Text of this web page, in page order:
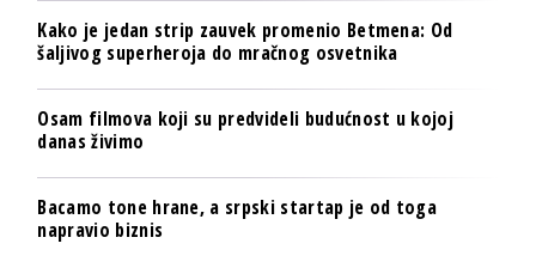
Kako je jedan strip zauvek promenio Betmena: Od
šaljivog superheroja do mračnog osvetnika
Osam filmova koji su predvideli budućnost u kojoj
danas živimo
Bacamo tone hrane, a srpski startap je od toga
napravio biznis